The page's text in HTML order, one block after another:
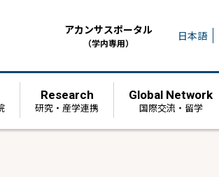
アカンサスポータル
（学内専用） 日本語
Research
研究・産学連携
Global Network
国際交流・留学